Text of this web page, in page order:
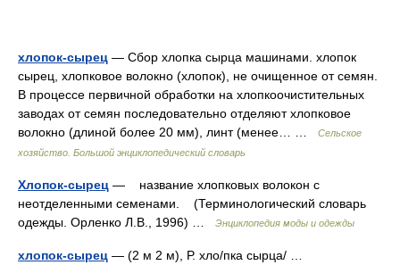
хлопок-сырец — Сбор хлопка сырца машинами. хлопок
сырец, хлопковое волокно (хлопок), не очищенное от семян.
В процессе первичной обработки на хлопкоочистительных
заводах от семян последовательно отделяют хлопковое
волокно (длиной более 20 мм), линт (менее… …
Сельское
хозяйство. Большой энциклопедический словарь
Хлопок-сырец — название хлопковых волокон с
неотделенными семенами. (Терминологический словарь
одежды. Орленко Л.В., 1996) …
Энциклопедия моды и одежды
хлопок-сырец — (2 м 2 м), Р. хло/пка сырца/ …